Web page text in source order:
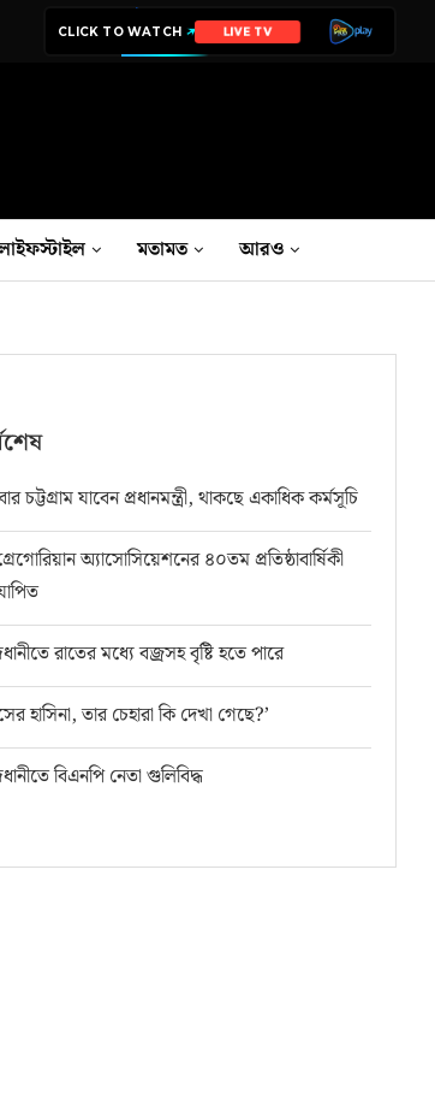
CLICK TO WATCH LIVE TV
মতামত আরও
চট্টগ্রাম যাবেন প্রধানমন্ত্রী, থাকছে একাধিক কর্মসূচি
অ্যাসোসিয়েশনের ৪০তম প্রতিষ্ঠাবার্ষিকী
রাতের মধ্যে বজ্রসহ বৃষ্টি হতে পারে
হাসিনা, তার চেহারা কি দেখা গেছে?’
বিএনপি নেতা গুলিবিদ্ধ